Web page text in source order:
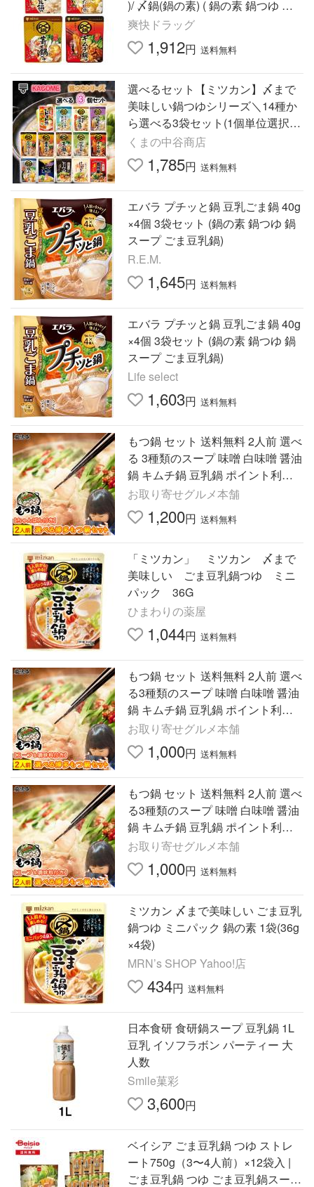
)/ 〆鍋(鍋の素) ( 鍋の素 鍋つゆ な
べつゆ スープ １人 一人 こなべっ
ち )
爽快ドラッグ
1,912円 送料無料
選べるセット【ミツカン】〆まで
美味しい鍋つゆシリーズ＼14種か
ら選べる3袋セット(1個単位選択)
／カゴメ 甘熟トマト鍋スープ(s49
3196101003)
くまの中谷商店
1,785円 送料無料
エバラ プチッと鍋 豆乳ごま鍋 40g
×4個 3袋セット (鍋の素 鍋つゆ 鍋
スープ ごま豆乳鍋)
R.E.M.
1,645円 送料無料
エバラ プチッと鍋 豆乳ごま鍋 40g
×4個 3袋セット (鍋の素 鍋つゆ 鍋
スープ ごま豆乳鍋)
Life select
1,603円 送料無料
もつ鍋 セット 送料無料 2人前 選べ
る 3種類のスープ 味噌 白味噌 醤油
鍋 キムチ鍋 豆乳鍋 ポイント利用
お試し商品 サンプル 爆買
お取り寄せグルメ本舗
1,200円 送料無料
「ミツカン」 ミツカン 〆まで
美味しい ごま豆乳鍋つゆ ミニ
パック 36G
ひまわりの薬屋
1,044円 送料無料
もつ鍋 セット 送料無料 2人前 選べ
る3種類のスープ 味噌 白味噌 醤油
鍋 キムチ鍋 豆乳鍋 ポイント利用
お試し商品 サンプル 爆買
お取り寄せグルメ本舗
1,000円 送料無料
もつ鍋 セット 送料無料 2人前 選べ
る3種類のスープ 味噌 白味噌 醤油
鍋 キムチ鍋 豆乳鍋 ポイント利用
お試し商品 サンプル 爆買
お取り寄せグルメ本舗
1,000円 送料無料
ミツカン 〆まで美味しい ごま豆乳
鍋つゆ ミニパック 鍋の素 1袋(36g
×4袋)
MRN’s SHOP Yahoo!店
434円 送料無料
日本食研 食研鍋スープ 豆乳鍋 1L
豆乳 イソフラボン パーティー 大
人数
Smile菓彩
3,600円
ベイシア ごま豆乳鍋 つゆ ストレ
ート750g（3〜4人前）×12袋入 |
ごま豆乳鍋 つゆ ごま豆乳鍋スープ